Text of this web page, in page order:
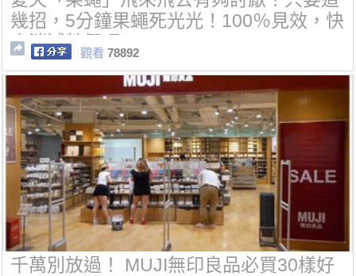
幾招，5分鐘果蠅死光光！100％見效，快
來消滅牠們吧~
觀看 78892
千萬別放過！ MUJI無印良品必買30樣好